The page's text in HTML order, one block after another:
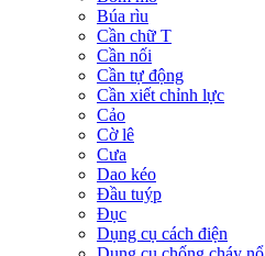
Búa rìu
Cần chữ T
Cần nối
Cần tự động
Cần xiết chỉnh lực
Cảo
Cờ lê
Cưa
Dao kéo
Đầu tuýp
Đục
Dụng cụ cách điện